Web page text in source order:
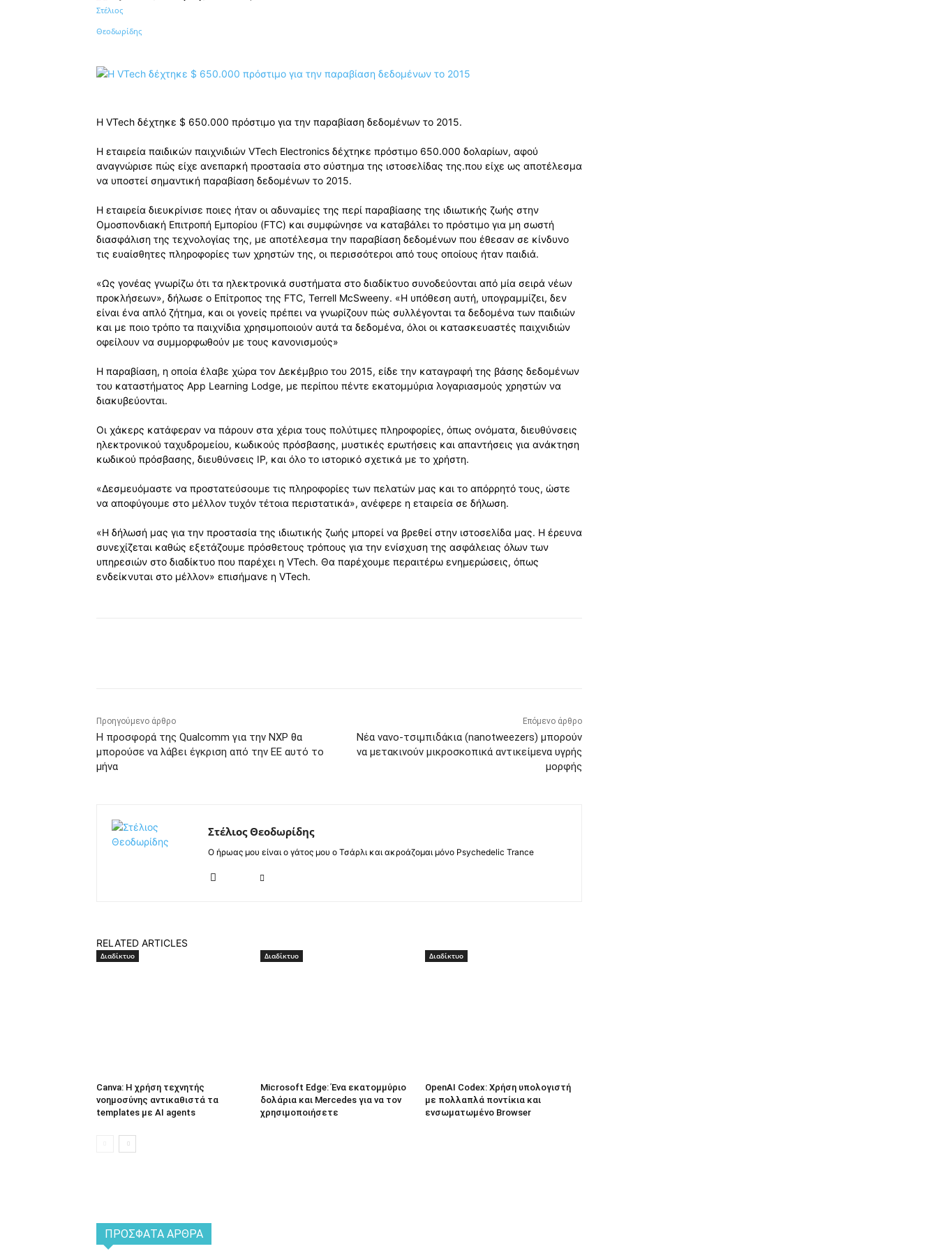
Κοινοποίηση
Η VTech δέχτηκε $ 650.000 πρόστιμο για την παραβίαση δεδομένων το 2015.
Η εταιρεία παιδικών παιχνιδιών VTech Electronics δέχτηκε πρόστιμο 650.000 δολαρίων, αφού
αναγνώρισε πώς είχε ανεπαρκή προστασία στο σύστημα της ιστοσελίδας της.που είχε ως αποτέλεσμα
να υποστεί σημαντική παραβίαση δεδομένων το 2015.
Η εταιρεία διευκρίνισε ποιες ήταν οι αδυναμίες της περί παραβίασης της ιδιωτικής ζωής στην
Ομοσπονδιακή Επιτροπή Εμπορίου (FTC) και συμφώνησε να καταβάλει το πρόστιμο για μη σωστή
διασφάλιση της τεχνολογίας της, με αποτέλεσμα την παραβίαση δεδομένων που έθεσαν σε κίνδυνο
τις ευαίσθητες πληροφορίες των χρηστών της, οι περισσότεροι από τους οποίους ήταν παιδιά.
«Ως γονέας γνωρίζω ότι τα ηλεκτρονικά συστήματα στο διαδίκτυο συνοδεύονται από μία σειρά νέων
προκλήσεων», δήλωσε ο Επίτροπος της FTC, Terrell McSweeny. «Η υπόθεση αυτή, υπογραμμίζει, δεν
είναι ένα απλό ζήτημα, και οι γονείς πρέπει να γνωρίζουν πώς συλλέγονται τα δεδομένα των παιδιών
και με ποιο τρόπο τα παιχνίδια χρησιμοποιούν αυτά τα δεδομένα, όλοι οι κατασκευαστές παιχνιδιών
οφείλουν να συμμορφωθούν με τους κανονισμούς»
Η παραβίαση, η οποία έλαβε χώρα τον Δεκέμβριο του 2015, είδε την καταγραφή της βάσης δεδομένων
του καταστήματος App Learning Lodge, με περίπου πέντε εκατομμύρια λογαριασμούς χρηστών να
διακυβεύονται.
Οι χάκερς κατάφεραν να πάρουν στα χέρια τους πολύτιμες πληροφορίες, όπως ονόματα, διευθύνσεις
ηλεκτρονικού ταχυδρομείου, κωδικούς πρόσβασης, μυστικές ερωτήσεις και απαντήσεις για ανάκτηση
κωδικού πρόσβασης, διευθύνσεις IP, και όλο το ιστορικό σχετικά με το χρήστη.
«Δεσμευόμαστε να προστατεύσουμε τις πληροφορίες των πελατών μας και το απόρρητό τους, ώστε
να αποφύγουμε στο μέλλον τυχόν τέτοια περιστατικά», ανέφερε η εταιρεία σε δήλωση.
«Η δήλωσή μας για την προστασία της ιδιωτικής ζωής μπορεί να βρεθεί στην ιστοσελίδα μας. Η έρευνα
συνεχίζεται καθώς εξετάζουμε πρόσθετους τρόπους για την ενίσχυση της ασφάλειας όλων των
υπηρεσιών στο διαδίκτυο που παρέχει η VTech. Θα παρέχουμε περαιτέρω ενημερώσεις, όπως
ενδείκνυται στο μέλλον» επισήμανε η VTech.
Προηγούμενο άρθρο
Η προσφορά της Qualcomm για την NXP θα
μπορούσε να λάβει έγκριση από την ΕΕ αυτό το
μήνα
Επόμενο άρθρο
Νέα νανο-τσιμπιδάκια (nanotweezers) μπορούν
να μετακινούν μικροσκοπικά αντικείμενα υγρής
μορφής
Στέλιος Θεοδωρίδης
Ο ήρωας μου είναι ο γάτος μου ο Τσάρλι και ακροάζομαι μόνο Psychedelic Trance
RELATED ARTICLES
Διαδίκτυο
Canva: Η χρήση τεχνητής
νοημοσύνης αντικαθιστά τα
templates με AI agents
Διαδίκτυο
Microsoft Edge: Ένα εκατομμύριο
δολάρια και Mercedes για να τον
χρησιμοποιήσετε
Διαδίκτυο
OpenAI Codex: Χρήση υπολογιστή
με πολλαπλά ποντίκια και
ενσωματωμένο Browser
ΠΡΌΣΦΑΤΑ ΆΡΘΡΑ